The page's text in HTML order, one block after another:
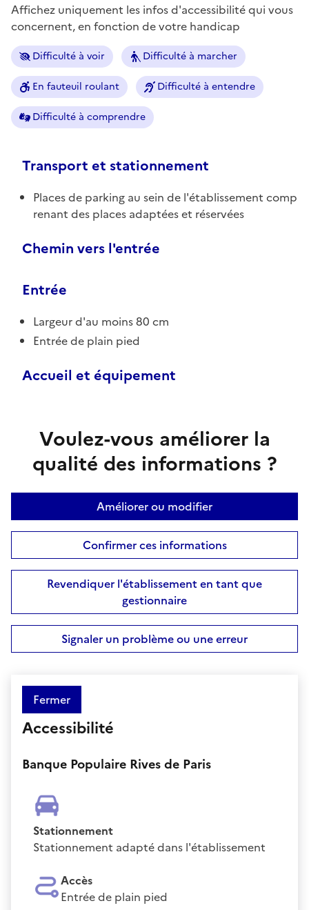
Affichez uniquement les infos d'accessibilité qui vous
concernent, en fonction de votre handicap
Difficulté à voir Difficulté à marcher
En fauteuil roulant Difficulté à entendre
Difficulté à comprendre
Transport et stationnement
Places de parking au sein de l'établissement comp
renant des places adaptées et réservées
Chemin vers l'entrée
Entrée
Largeur d'au moins 80 cm
Entrée de plain pied
Accueil et équipement
Voulez-vous améliorer la
qualité des informations ?
Améliorer ou modifier
Confirmer ces informations
Revendiquer l'établissement en tant que
gestionnaire
Signaler un problème ou une erreur
Fermer
Accessibilité
Banque Populaire Rives de Paris
Stationnement
Stationnement adapté dans l'établissement
Accès
Entrée de plain pied